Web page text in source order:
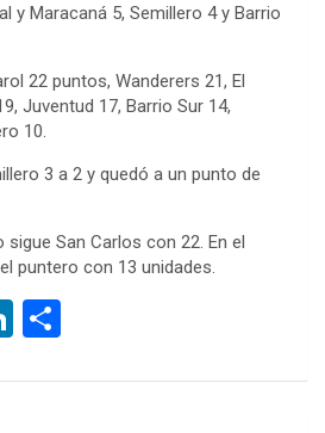
y Maracaná 5, Semillero 4 y Barrio
22 puntos, Wanderers 21, El
Juventud 17, Barrio Sur 14,
10.
3 a 2 y quedó a un punto de
San Carlos con 22. En el
puntero con 13 unidades.
Li
ke m